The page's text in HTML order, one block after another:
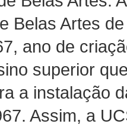
Belas Artes
ano de
superior
a instalação
Assim, a